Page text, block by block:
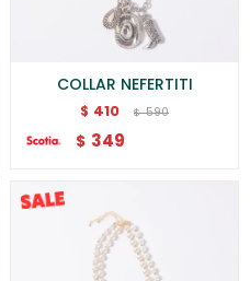
COLLAR NEFERTITI
$ 410 $ 590
$ 349